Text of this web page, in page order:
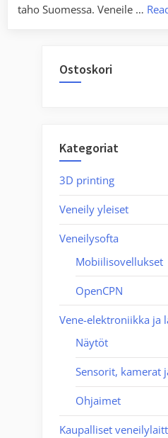
taho Suomessa. Veneile …
Ostoskori
Kategoriat
3D printing
Veneily yleiset
Veneilysofta
Mobiilisovellukset
OpenCPN
Vene-elektroniikka ja
Näytöt
Sensorit, kamerat
Ohjaimet
Kaupalliset